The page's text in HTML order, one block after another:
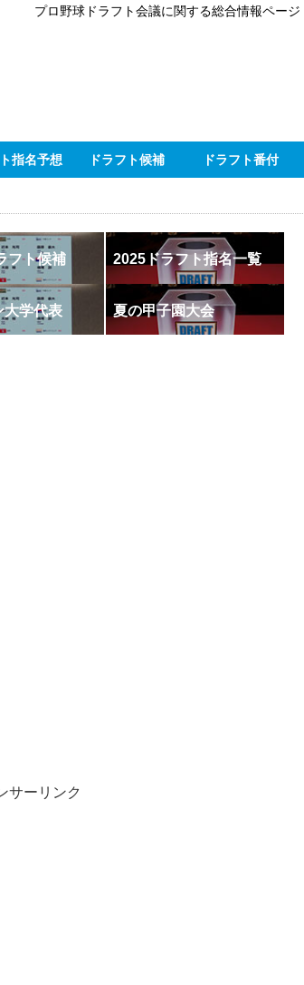
プロ野球ドラフト会議に関する総合情報ページ
指名予想 ドラフト候補 ドラフト番付
フト候補 2025ドラフト指名一覧
大学代表 夏の甲子園大会
サーリンク